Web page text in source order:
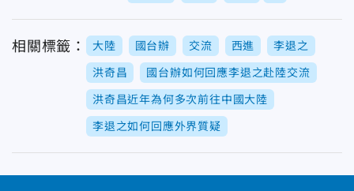
相關標籤： 大陸 國台辦 交流 西進 李退之
洪奇昌 國台辦如何回應李退之赴陸交流
洪奇昌近年為何多次前往中國大陸
李退之如何回應外界質疑